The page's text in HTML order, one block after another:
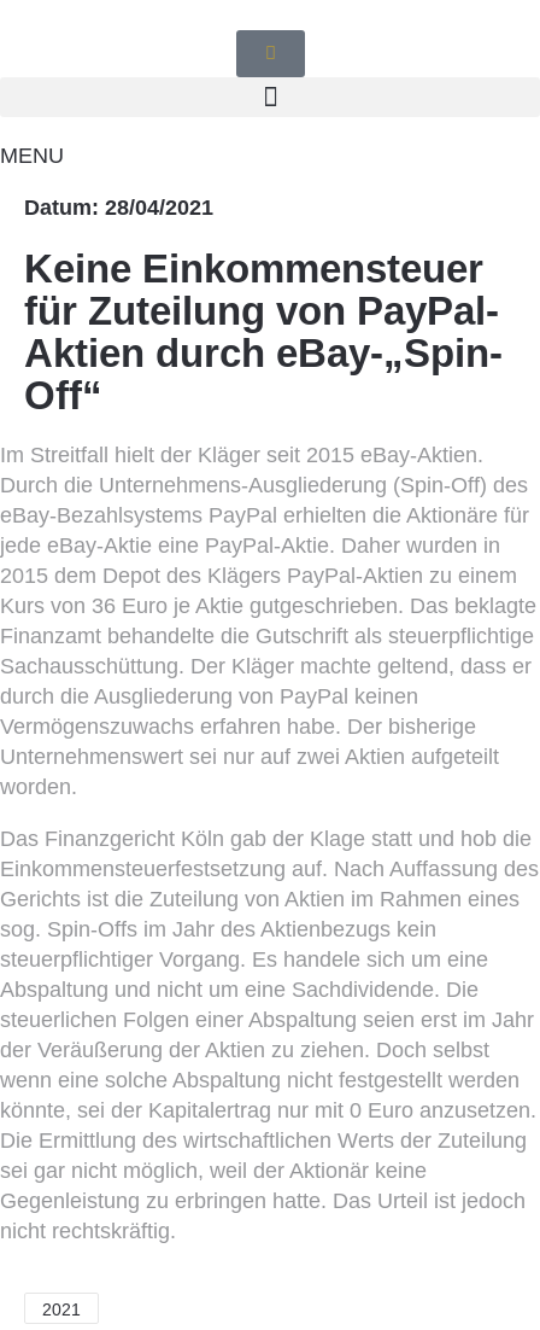
MENU
Datum: 28/04/2021
Keine Einkommensteuer
für Zuteilung von PayPal-
Aktien durch eBay-„Spin-
Off“
Im Streitfall hielt der Kläger seit 2015 eBay-Aktien.
Durch die Unternehmens-Ausgliederung (Spin-Off) des
eBay-Bezahlsystems PayPal erhielten die Aktionäre für
jede eBay-Aktie eine PayPal-Aktie. Daher wurden in
2015 dem Depot des Klägers PayPal-Aktien zu einem
Kurs von 36 Euro je Aktie gutgeschrieben. Das beklagte
Finanzamt behandelte die Gutschrift als steuerpflichtige
Sachausschüttung. Der Kläger machte geltend, dass er
durch die Ausgliederung von PayPal keinen
Vermögenszuwachs erfahren habe. Der bisherige
Unternehmenswert sei nur auf zwei Aktien aufgeteilt
worden.
Das Finanzgericht Köln gab der Klage statt und hob die
Einkommensteuerfestsetzung auf. Nach Auffassung des
Gerichts ist die Zuteilung von Aktien im Rahmen eines
sog. Spin-Offs im Jahr des Aktienbezugs kein
steuerpflichtiger Vorgang. Es handele sich um eine
Abspaltung und nicht um eine Sachdividende. Die
steuerlichen Folgen einer Abspaltung seien erst im Jahr
der Veräußerung der Aktien zu ziehen. Doch selbst
wenn eine solche Abspaltung nicht festgestellt werden
könnte, sei der Kapitalertrag nur mit 0 Euro anzusetzen.
Die Ermittlung des wirtschaftlichen Werts der Zuteilung
sei gar nicht möglich, weil der Aktionär keine
Gegenleistung zu erbringen hatte. Das Urteil ist jedoch
nicht rechtskräftig.
2021